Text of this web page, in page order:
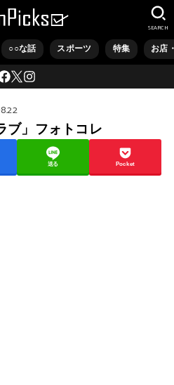
○○な話 スポーツ 特集 お店
SEARCH
ブ」フォトコレ
送る Pocket